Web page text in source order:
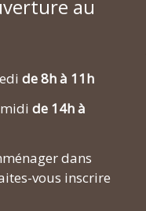
au
de 8h à 11h
de 14h à
dans
vous inscrire